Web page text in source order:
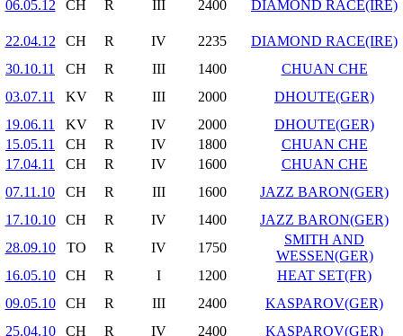
06.05.12 CH R III 2400 DIAMOND RACE(IRE)
22.04.12 CH R IV 2235
DIAMOND RACE(IRE)
30.10.11
CH R III 1400
CHUAN CHE
03.07.11
KV R III 2000
DHOUTE(GER)
19.06.11
KV R IV 2000
DHOUTE(GER)
15.05.11
CH R IV 1800
CHUAN CHE
17.04.11
CH R IV 1600
CHUAN CHE
07.11.10
CH R III 1600
JAZZ BARON(GER)
17.10.10
CH R IV 1400
JAZZ BARON(GER)
28.09.10
TO R IV 1750
SMITH AND
WESSEN(GER)
16.05.10
CH R I 1200
HEAT SET(FR)
09.05.10
CH R III 2400
KASPAROV(GER)
25.04.10
CH R IV 2400
KASPAROV(GER)